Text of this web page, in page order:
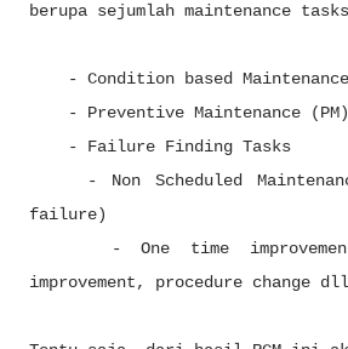
berupa sejumlah maintenance
- Condition based
- Preventive Maintenance (PM)
- Failure Finding Tasks
- Non Scheduled
failure)
- One time improvement
improvement, procedure change